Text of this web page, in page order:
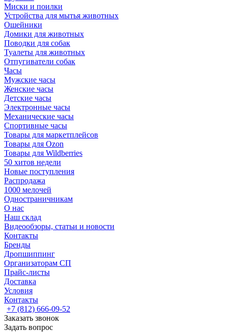
Миски и поилки
Устройства для мытья животных
Ошейники
Домики для животных
Поводки для собак
Туалеты для животных
Отпугиватели собак
Часы
Мужские часы
Женские часы
Детские часы
Электронные часы
Механические часы
Спортивные часы
Товары для маркетплейсов
Товары для Ozon
Товары для Wildberries
50 хитов недели
Новые поступления
Распродажа
1000 мелочей
Одностраничникам
О нас
Наш склад
Видеообзоры, статьи и новости
Контакты
Бренды
Дропшиппинг
Организаторам СП
Прайс-листы
Доставка
Условия
Контакты
+7 (812) 666-09-52
Заказать звонок
Задать вопрос